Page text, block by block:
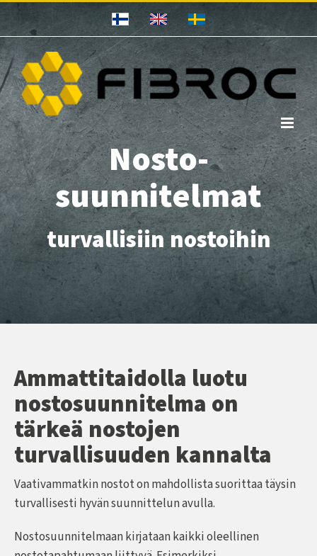
Ohita
Nosto-
suunnitelmat
turvallisiin nostoihin
Ammattitaidolla luotu
nostosuunnitelma on
tärkeä nostojen
turvallisuuden kannalta
Vaativammatkin nostot on mahdollista suorittaa täysin
turvallisesti hyvän suunnittelun avulla.
Nostosuunnitelmaan kirjataan kaikki oleellinen